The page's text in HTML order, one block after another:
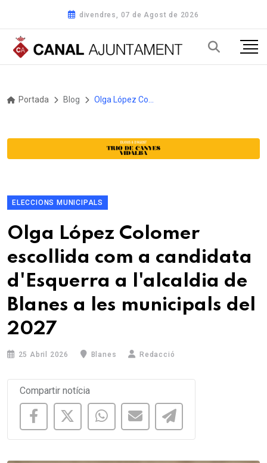
divendres, 07 de Agost de 2026
Portada Blog
ELECCIONS MUNICIPALS
Olga López Colomer
escollida com a candidata
d'Esquerra a l'alcaldia de
Blanes a les municipals del
2027
25 Abril 2026 Blanes Redacció
Compartir notícia